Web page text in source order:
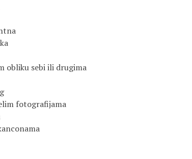
obliku sebi ili drugima
fotografijama